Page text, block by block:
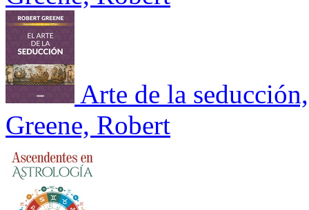
Arte de la
Greene, Robert